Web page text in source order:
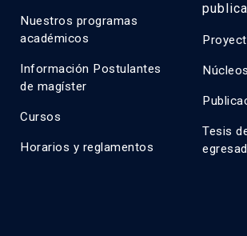
Nuestros programas
académicos
Información Postulantes
de magíster
Cursos
Horarios y reglamentos
Tesis